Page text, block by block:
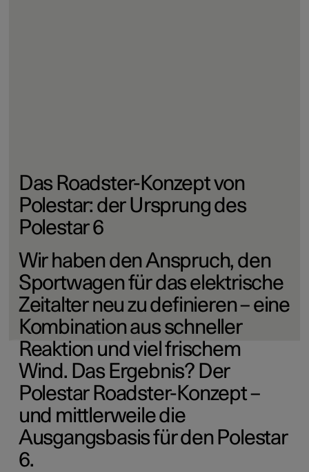
Das Roadster-Konzept von
Polestar: der Ursprung des
Polestar 6
Wir haben den Anspruch, den
Sportwagen für das elektrische
Zeitalter neu zu definieren – eine
Kombination aus schneller
Reaktion und viel frischem
Wind. Das Ergebnis? Der
Polestar Roadster-Konzept –
und mittlerweile die
Ausgangsbasis für den Polestar
6.